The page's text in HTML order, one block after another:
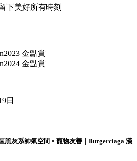
下美好所有時刻
2023 金點賞
2024 金點賞
日
黑灰系帥氣空間 × 寵物友善｜Burgerciaga 漢